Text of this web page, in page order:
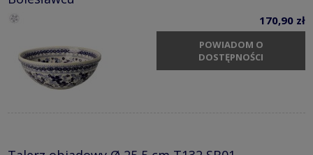
170,90 zł
POWIADOM O
DOSTĘPNOŚCI